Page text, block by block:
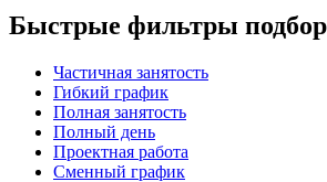
Быстрые фильтры
Частичная занятость
Гибкий график
Полная занятость
Полный день
Проектная работа
Сменный график